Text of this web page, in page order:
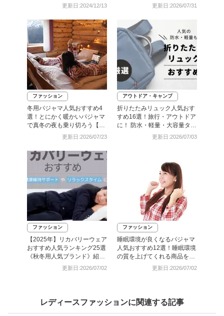
更新日:2024/12/13 更新日:2026/07/31
ファッション
冬用パジャマ人気おすすめ4
選！とにかく暖かいパジャマ
で真冬の夜も乗り切ろう【メ
ンズ・レディース】更新日:2026/07/23
アウトドア・キャンプ
折りたたみリュック人気おす
すめ16選！旅行・アウトドア
に！ 防水・軽量・大容量タイ
更新日:2026/07/03
ファッション
【2025年】リカバリーウェア
おすすめ人気ランキング25選
《秋冬用人気ブランド》紹
更新日:2026/07/02
ファッション
睡眠環境が良くなるパジャマ
人気おすすめ12選！睡眠環境
の質を上げてくれる商品を厳
選【メンズ・レディース】
更新日:2026/07/02
レディースファッションに関連する記事